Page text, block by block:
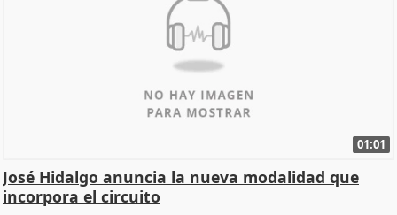
01:01
José Hidalgo anuncia la nueva modalidad que
incorpora el circuito